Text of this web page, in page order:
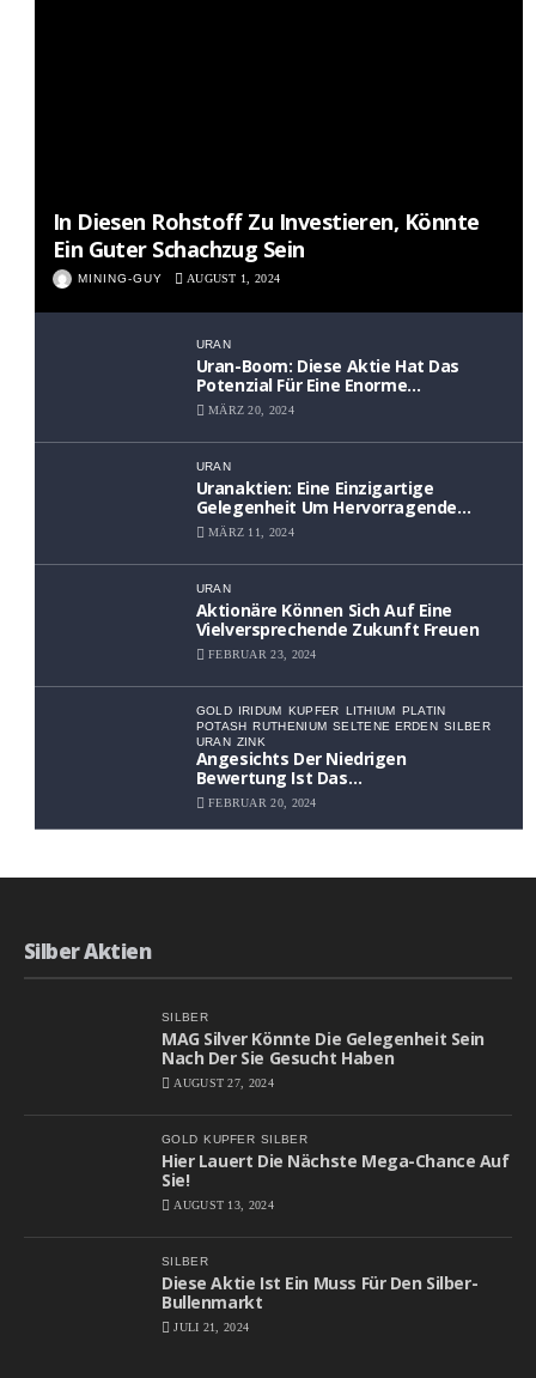
In Diesen Rohstoff Zu Investieren, Könnte
Ein Guter Schachzug Sein
MINING-GUY AUGUST 1, 2024
URAN
Uran-Boom: Diese Aktie Hat Das
Potenzial Für Eine Enorme
Wertsteigerung
MÄRZ 20, 2024
URAN
Uranaktien: Eine Einzigartige
Gelegenheit Um Hervorragende
Renditen Zu Erzielen
MÄRZ 11, 2024
URAN
Aktionäre Können Sich Auf Eine
Vielversprechende Zukunft Freuen
FEBRUAR 23, 2024
GOLD IRIDUM KUPFER LITHIUM PLATIN
POTASH RUTHENIUM SELTENE ERDEN SILBER
URAN ZINK
Angesichts Der Niedrigen
Bewertung Ist Das
Aufwärtspotenzial Erheblich
FEBRUAR 20, 2024
Silber Aktien
SILBER
MAG Silver Könnte Die Gelegenheit Sein
Nach Der Sie Gesucht Haben
AUGUST 27, 2024
GOLD KUPFER SILBER
Hier Lauert Die Nächste Mega-Chance Auf
Sie!
AUGUST 13, 2024
SILBER
Diese Aktie Ist Ein Muss Für Den Silber-
Bullenmarkt
JULI 21, 2024